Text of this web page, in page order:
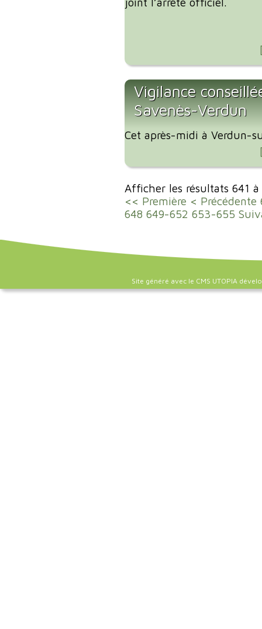
Vigilance
Savenès-Verdun
Cet après-midi à Verdun-
Afficher les résultats 641
<< Première < Précédente
648 649-652 653-655
Site généré avec le CMS UTOPIA